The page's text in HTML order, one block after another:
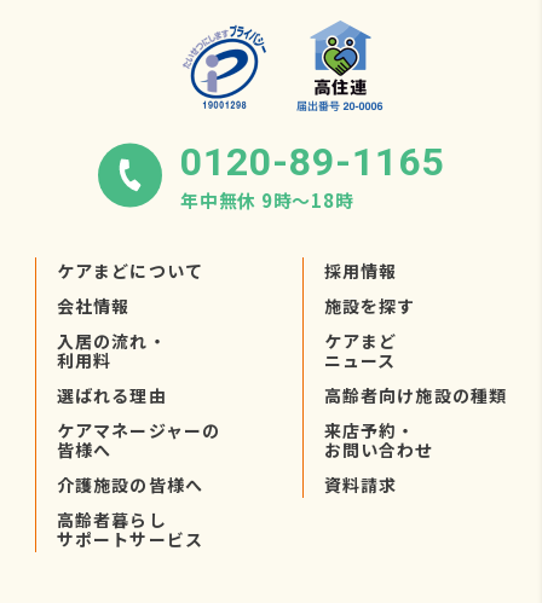
0120-89-1165
年中無休 9時〜18時
ケアまどについて
会社情報
入居の流れ・
利用料
選ばれる理由
ケアマネージャーの
皆様へ
介護施設の皆様へ
高齢者暮らし
サポートサービス
採用情報
施設を探す
ケアまど
ニュース
高齢者向け施設の種類
来店予約・
お問い合わせ
資料請求